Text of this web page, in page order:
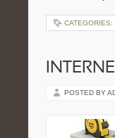
CATEGORIES:
POSTED BY